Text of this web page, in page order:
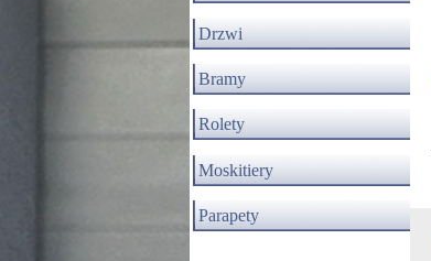
Drzwi
Bramy
Rolety
Moskitiery
Parapety